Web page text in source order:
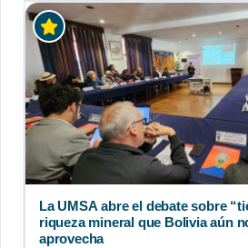
La UMSA abre el debate sobre
riqueza mineral que Bolivia aún
aprovecha